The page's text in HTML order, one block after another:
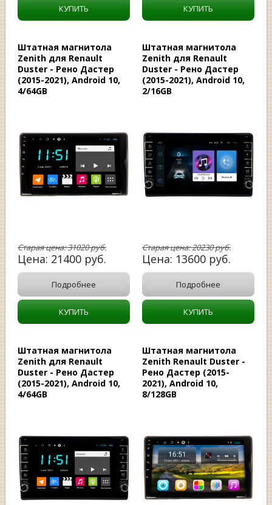
КУПИТЬ КУПИТЬ
Штатная магнитола
Zenith для Renault
Duster - Рено Дастер
(2015-2021), Android 10,
4/64GB
Старая цена:31020руб.
Цена: 21400 руб.
Подробнее
КУПИТЬ
Штатная магнитола
Zenith для Renault
Duster - Рено Дастер
(2015-2021), Android 10,
2/16GB
Старая цена:20230руб.
Цена: 13600 руб.
Подробнее
КУПИТЬ
Штатная магнитола
Zenith для Renault
Duster - Рено Дастер
(2015-2021), Android 10,
4/64GB
Штатная магнитола
Zenith Renault Duster -
Рено Дастер (2015-
2021), Android 10,
8/128GB